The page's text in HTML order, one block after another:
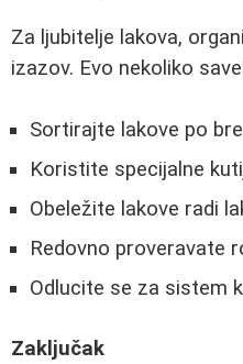
Za ljubitelje lakova,
izazov. Evo nekoliko
Sortirajte lakove po
Koristite specijalne
Obeležite lakove radi
Redovno proveravate
Odlucite se za sistem
Zaključak